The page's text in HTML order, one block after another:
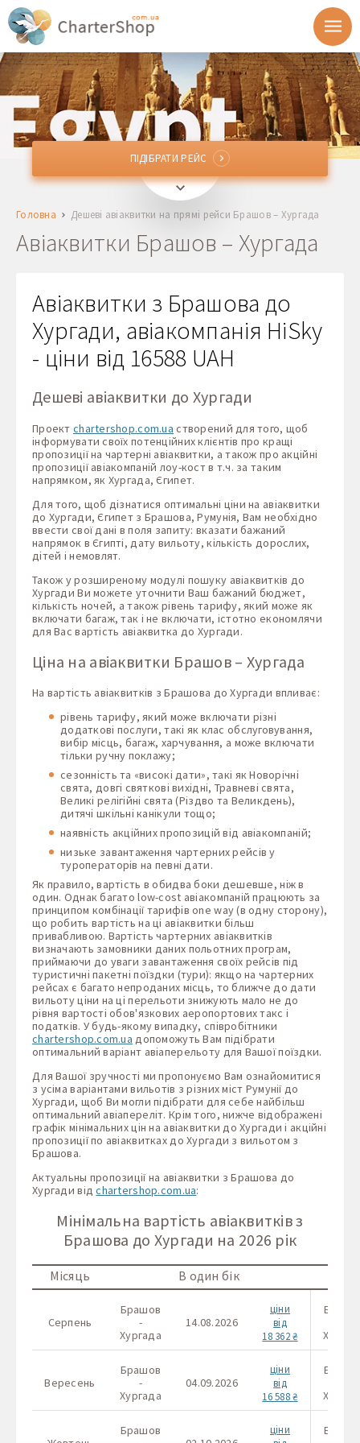
GHVБрашов, Румунія
HRGХургада, Єгипет
Повернення
1 + 0 + 0
ПІДІБРАТИ РЕЙС
ПІДІБРАТИ РЕЙС
Головна Дешеві авіаквитки на прямі рейси Брашов – Хургада
Авіаквитки Брашов – Хургада
Авіаквитки з Брашова до
Хургади, авіакомпанія HiSky
- ціни від 16588 UAH
Дешеві авіаквитки до Хургади
Проект chartershop.com.ua створений для того, щоб
інформувати своїх потенційних клієнтів про кращі
пропозиції на чартерні авіаквитки, а також про акційні
пропозиції авіакомпаній лоу-кост в т.ч. за таким
напрямком, як Хургада, Єгипет.
Для того, щоб дізнатися оптимальні ціни на авіаквитки
до Хургади, Єгипет з Брашова, Румунія, Вам необхідно
ввести свої дані в поля запиту: вказати бажаний
напрямок в Єгипті, дату вильоту, кількість дорослих,
дітей і немовлят.
Також у розширеному модулі пошуку авіаквитків до
Хургади Ви можете уточнити Ваш бажаний бюджет,
кількість ночей, а також рівень тарифу, який може як
включати багаж, так і не включати, істотно економлячи
для Вас вартість авіаквитка до Хургади.
Ціна на авіаквитки Брашов – Хургада
На вартість авіаквитків з Брашова до Хургади впливає:
рівень тарифу, який може включати різні
додаткові послуги, такі як клас обслуговування,
вибір місць, багаж, харчування, а може включати
тільки ручну поклажу;
сезонність та «високі дати», такі як Новорічні
свята, довгі святкові вихідні, Травневі свята,
Великі релігійні свята (Різдво та Великдень),
дитячі шкільні канікули тощо;
наявність акційних пропозицій від авіакомпаній;
низьке завантаження чартерних рейсів у
туроператорів на певні дати.
Як правило, вартість в обидва боки дешевше, ніж в
один. Однак багато low-cost авіакомпаній працюють за
принципом комбінації тарифів one way (в одну сторону),
що робить вартість на ці авіаквитки більш
привабливою. Вартість чартерних авіаквитків
визначають замовники даних польотних програм,
приймаючи до уваги завантаження своїх рейсів під
туристичні пакетні поїздки (тури): якщо на чартерних
рейсах є багато непроданих місць, то ближче до дати
вильоту ціни на ці перельоти знижують мало не до
рівня вартості обов'язкових аеропортових такс і
податків. У будь-якому випадку, співробітники
chartershop.com.ua допоможуть Вам підібрати
оптимальний варіант авіаперельоту для Вашої поїздки.
Для Вашої зручності ми пропонуємо Вам ознайомитися
з усіма варіантами вильотів з різних міст Румунії до
Хургади, щоб Ви могли підібрати для себе найбільш
оптимальний авіапереліт. Крім того, нижче відображені
графік мінімальних цін на авіаквитки до Хургади і акційні
пропозиції по авіаквитках до Хургади з вильотом з
Брашова.
Актуальны пропозиції на авіаквитки з Брашова до
Хургади відchartershop.com.ua:
Мінімальна вартість авіаквитків з
Брашова до Хургади на 2026 рік
Місяць В один бік
Серпень
Брашов
-
Хургада
14.08.2026
ціни
від
18 362 ₴
Вересень
Брашов
-
Хургада
04.09.2026
ціни
від
16 588 ₴
Брашов
ціни